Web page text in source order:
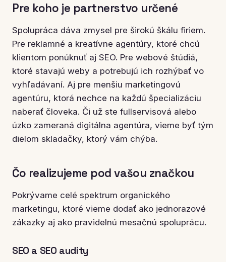
Pre koho je partnerstvo určené
Spolupráca dáva zmysel pre širokú škálu firiem.
Pre reklamné a kreatívne agentúry, ktoré chcú
klientom ponúknuť aj SEO. Pre webové štúdiá,
ktoré stavajú weby a potrebujú ich rozhýbať vo
vyhľadávaní. Aj pre menšiu marketingovú
agentúru, ktorá nechce na každú špecializáciu
naberať človeka. Či už ste fullservisová alebo
úzko zameraná digitálna agentúra, vieme byť tým
dielom skladačky, ktorý vám chýba.
Čo realizujeme pod vašou značkou
Pokrývame celé spektrum organického
marketingu, ktoré vieme dodať ako jednorazové
zákazky aj ako pravidelnú mesačnú spoluprácu.
SEO a SEO audity